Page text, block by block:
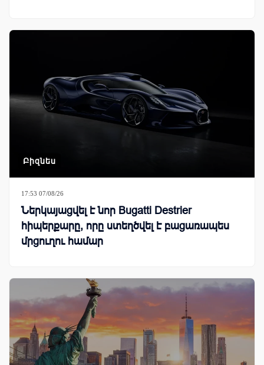
Բիզնես
17:53 07/08/26
Ներկայացվել է նոր Bugatti Destrier
հիպերքարը, որը ստեղծվել է բացառապես
մրցուղու համար